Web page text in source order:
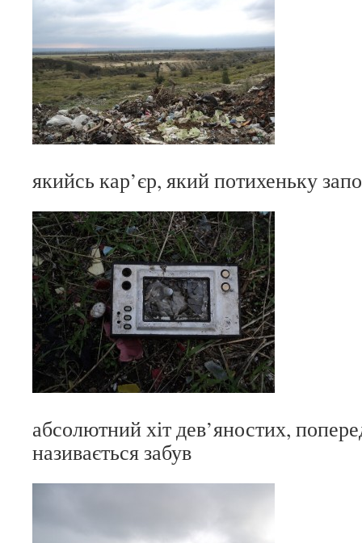
якийсь кар’єр, який потихеньку
абсолютний хіт дев’яностих,
називається забув